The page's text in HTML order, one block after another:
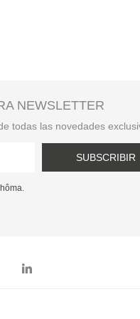
NEWSLETTER
todas las novedades
SUBSCRIBIR